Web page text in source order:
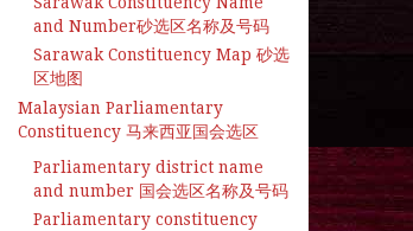
and Number砂选区名称及号码
Sarawak Constituency Map 砂选
区地图
Malaysian Parliamentary
Constituency 马来西亚国会选区
Parliamentary district name
and number 国会选区名称及号码
Parliamentary constituency